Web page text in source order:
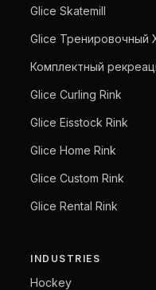
Glice Skatemill
Glice Тренировочный
Комплектный
Glice Curling Rink
Glice Eisstock Rink
Glice Home Rink
Glice Custom Rink
Glice Rental Rink
INDUSTRIES
Hockey